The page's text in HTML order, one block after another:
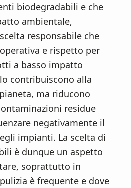
biodegradabili e che
ambientale,
responsabile che
e rispetto per
a basso impatto
contribuiscono alla
ma riducono
residue
negativamente il
impianti. La scelta di
è dunque un aspetto
soprattutto in
è frequente e dove